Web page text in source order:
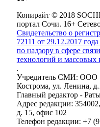
Копирайт © 2018
портал Сочи. 16+
Свидетельство о
72111 от 29.12.2017
по надзору в сфере
технологий и
.
Учредитель СМИ: ООО
Кострома, ул. Ленина,
Главный редактор -
Адрес редакции:
д. 15, офис 102
Телефон редакции: +7